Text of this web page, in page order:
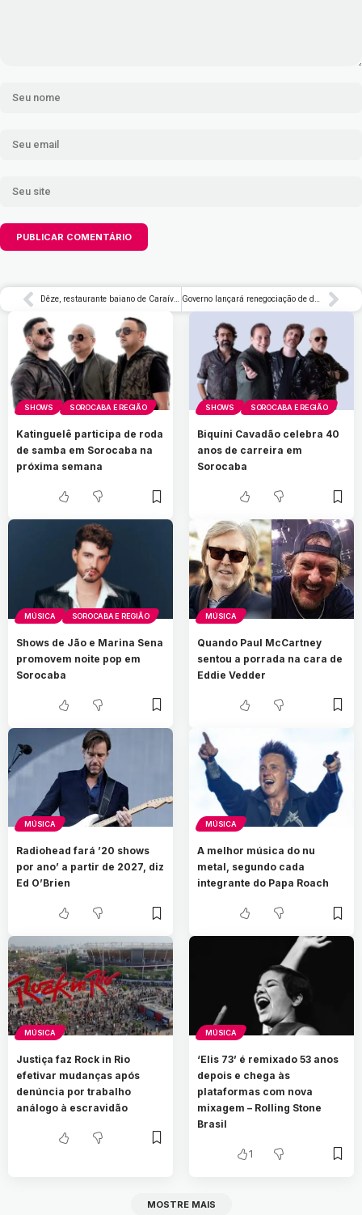
Dêze, restaurante baiano de Caraíva, chega a São Paulo | Blog do Lorençato Governo lançará renegociação de dívidas do MEI com 70% de desconto, diz procuradora
SHOWS SOROCABA E REGIÃO
Katinguelê participa de roda
de samba em Sorocaba na
próxima semana
SHOWS SOROCABA E REGIÃO
Biquíni Cavadão celebra 40
anos de carreira em
Sorocaba
MÚSICA SOROCABA E REGIÃO
Shows de Jão e Marina Sena
promovem noite pop em
Sorocaba
MÚSICA
Quando Paul McCartney
sentou a porrada na cara de
Eddie Vedder
MÚSICA
Radiohead fará ’20 shows
por ano’ a partir de 2027, diz
Ed O’Brien
MÚSICA
A melhor música do nu
metal, segundo cada
integrante do Papa Roach
MÚSICA
Justiça faz Rock in Rio
efetivar mudanças após
denúncia por trabalho
análogo à escravidão
MÚSICA
‘Elis 73’ é remixado 53 anos
depois e chega às
plataformas com nova
mixagem – Rolling Stone
Brasil
1
MOSTRE MAIS